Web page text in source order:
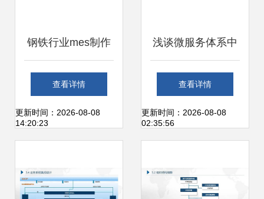
钢铁行业mes制作
执行系统应用
查看详情
更新时间：2026-08-08
14:20:23
浅谈微服务体系中
的分层设计与领域
划分
查看详情
更新时间：2026-08-08
02:35:56